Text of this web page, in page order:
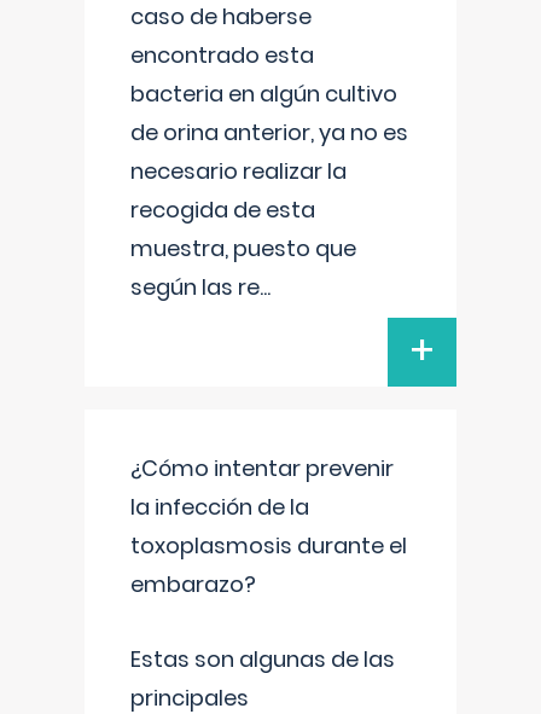
caso de haberse
encontrado esta
bacteria en algún cultivo
de orina anterior, ya no es
necesario realizar la
recogida de esta
muestra, puesto que
según las re...
+
¿Cómo intentar prevenir
la infección de la
toxoplasmosis durante el
embarazo?
Estas son algunas de las
principales